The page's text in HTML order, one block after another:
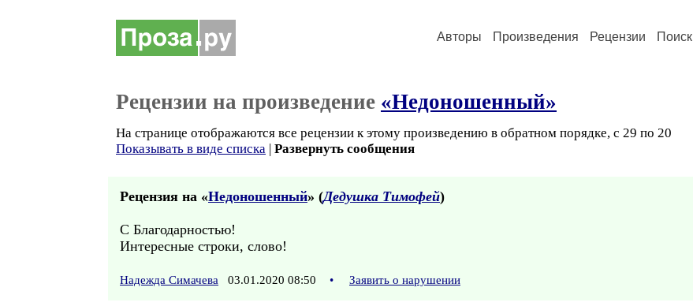
Авторы Произведения Рецензии Поиск
Рецензии на произведение «Недоношенный»
На странице отображаются все рецензии к этому произведению в обратном порядке, с 29 по 20
Показывать в виде списка | Развернуть сообщения
Рецензия на «Недоношенный» (Дедушка Тимофей)
С Благодарностью!
Интересные строки, слово!
Надежда Симачева 03.01.2020 08:50 • Заявить о нарушении